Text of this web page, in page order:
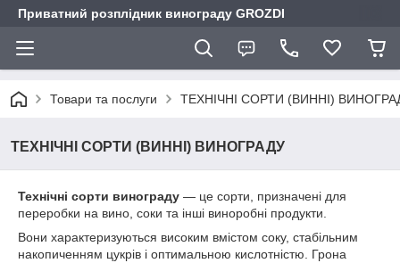
Приватний розплідник винограду GROZDI
Товари та послуги ТЕХНІЧНІ СОРТИ (ВИННІ)
ТЕХНІЧНІ СОРТИ (ВИННІ) ВИНОГРАДУ
Технічні сорти винограду — це сорти, призначені для
переробки на вино, соки та інші виноробні продукти.
Вони характеризуються високим вмістом соку, стабільним
накопиченням цукрів і оптимальною кислотністю. Грона